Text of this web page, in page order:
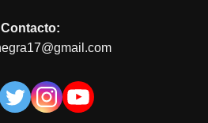
Contacto: